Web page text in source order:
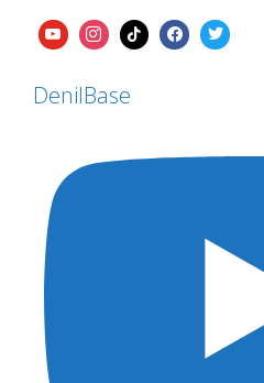
DenilBase